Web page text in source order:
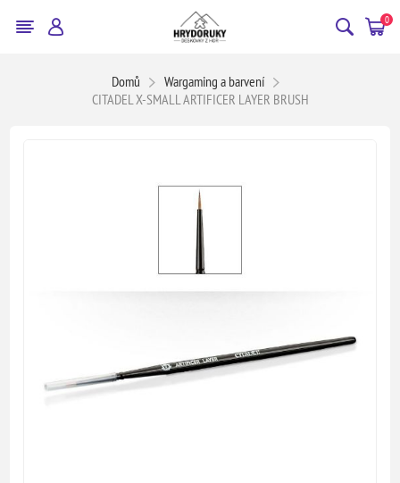
0
Domů
Wargaming a barvení
CITADEL X-SMALL ARTIFICER LAYER BRUSH